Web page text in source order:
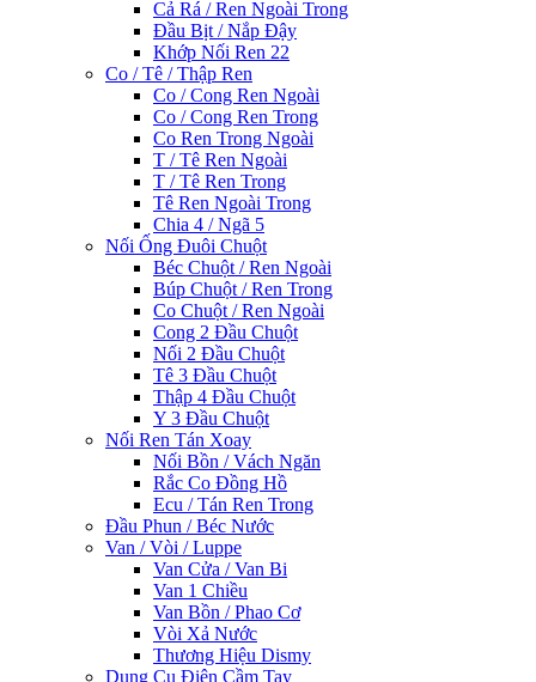
Cả Rá / Ren Ngoài Trong
Đầu Bịt / Nắp Đậy
Khớp Nối Ren 22
Co / Tê / Thập Ren
Co / Cong Ren Ngoài
Co / Cong Ren Trong
Co Ren Trong Ngoài
T / Tê Ren Ngoài
T / Tê Ren Trong
Tê Ren Ngoài Trong
Chia 4 / Ngã 5
Nối Ống Đuôi Chuột
Béc Chuột / Ren Ngoài
Búp Chuột / Ren Trong
Co Chuột / Ren Ngoài
Cong 2 Đầu Chuột
Nối 2 Đầu Chuột
Tê 3 Đầu Chuột
Thập 4 Đầu Chuột
Y 3 Đầu Chuột
Nối Ren Tán Xoay
Nối Bồn / Vách Ngăn
Rắc Co Đồng Hồ
Ecu / Tán Ren Trong
Đầu Phun / Béc Nước
Van / Vòi / Luppe
Van Cửa / Van Bi
Van 1 Chiều
Van Bồn / Phao Cơ
Vòi Xả Nước
Thương Hiệu Dismy
Dụng Cụ Điện Cầm Tay